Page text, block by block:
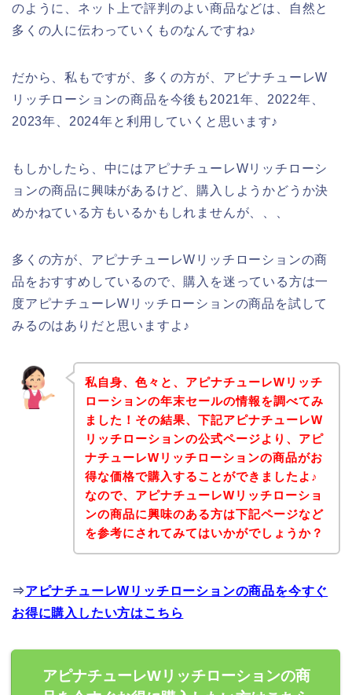
のように、ネット上で評判のよい商品などは、自然と
多くの人に伝わっていくものなんですね♪
だから、私もですが、多くの方が、アピナチューレW
リッチローションの商品を今後も2021年、2022年、
2023年、2024年と利用していくと思います♪
もしかしたら、中にはアピナチューレWリッチローシ
ョンの商品に興味があるけど、購入しようかどうか決
めかねている方もいるかもしれませんが、、、
多くの方が、アピナチューレWリッチローションの商
品をおすすめしているので、購入を迷っている方は一
度アピナチューレWリッチローションの商品を試して
みるのはありだと思いますよ♪
私自身、色々と、アピナチューレWリッチ
ローションの年末セールの情報を調べてみ
ました！その結果、下記アピナチューレW
リッチローションの公式ページより、アピ
ナチューレWリッチローションの商品がお
得な価格で購入することができましたよ♪
なので、アピナチューレWリッチローショ
ンの商品に興味のある方は下記ページなど
を参考にされてみてはいかがでしょうか？
⇒アピナチューレWリッチローションの商品を今すぐ
お得に購入したい方はこちら
アピナチューレWリッチローションの商